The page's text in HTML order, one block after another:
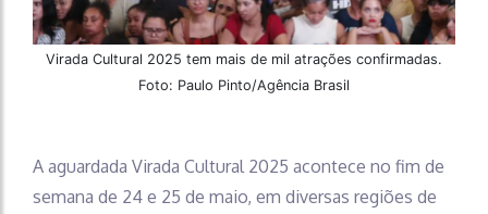
Virada Cultural 2025 tem mais de mil atrações confirmadas.
Foto: Paulo Pinto/Agência Brasil
A aguardada Virada Cultural 2025 acontece no fim de
semana de 24 e 25 de maio, em diversas regiões de